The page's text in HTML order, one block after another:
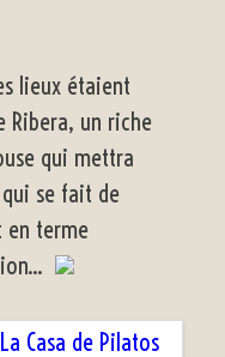
lieux étaient
Ribera, un riche
qui mettra
se fait de
en terme